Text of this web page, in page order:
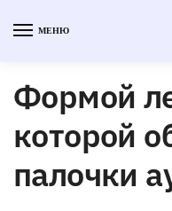
МЕНЮ
Формой
которой
палочки